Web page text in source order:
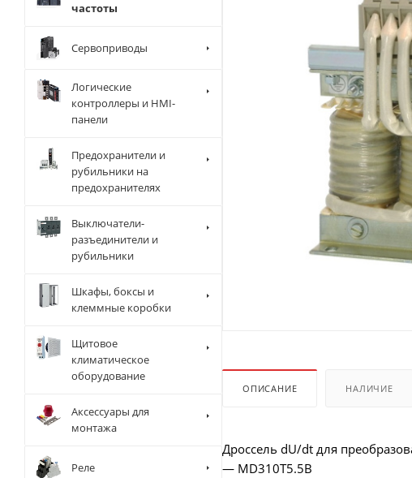
ОПИСАНИЕ НАЛИЧИЕ
Дроссель dU/dt для
— MD310T5.5B
частоты
Сервоприводы
Логические
контроллеры и HMI-
панели
Предохранители и
рубильники на
предохранителях
Выключатели-
разъединители и
рубильники
Шкафы, боксы и
клеммные коробки
Щитовое
климатическое
оборудование
Аксессуары для
монтажа
Реле